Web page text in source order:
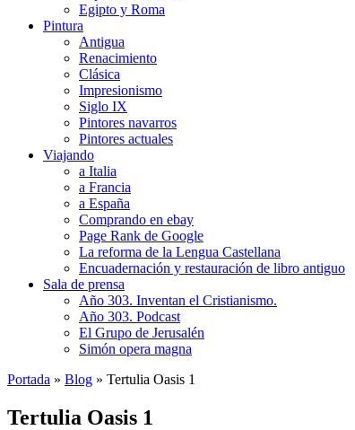
Egipto y Roma
Pintura
Antigua
Renacimiento
Clásica
Impresionismo
Siglo IX
Pintores navarros
Pintores actuales
Viajando
a Italia
a Francia
a España
Comprando en ebay
Page Rank de Google
La reforma de la Lengua Castellana
Encuadernación y restauración de libro antiguo
Sala de prensa
Año 303. Inventan el Cristianismo.
Año 303. Podcast
El Grupo de Jerusalén
Simón opera magna
Portada » Blog » Tertulia Oasis 1
Tertulia Oasis 1